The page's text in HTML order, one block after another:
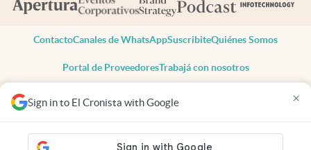
Sign in to El Cronista with Google ×
ContactoCanales de WhatsAppSuscribiteQuiénes Somos
Portal de ProveedoresTrabajá con nosotros
Todos los derechos reservados
Privacidad